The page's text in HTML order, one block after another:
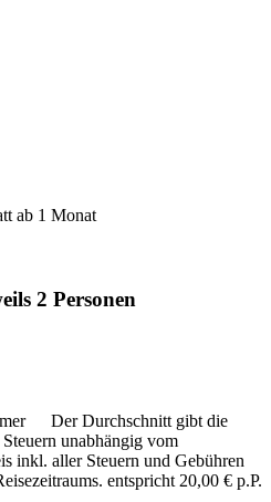
ab 1 Monat
2 Personen
Der Durchschnitt gibt die
unabhängig vom
inkl. aller Steuern und Gebühren
entspricht 20,00 € p.P.